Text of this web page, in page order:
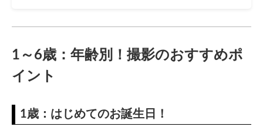
1～6歳：年齢別！撮影のおすすめポ
イント
1歳：はじめてのお誕生日！